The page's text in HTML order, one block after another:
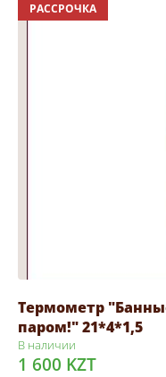
РАССРОЧКА
Термометр
паром!" 21*4*1,5
В наличии
1 600 KZT